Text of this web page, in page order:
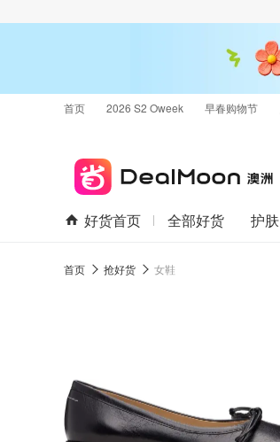
首页 2026 S2 Oweek 早春购物节
好货首页 全部好货 护肤
首页 抢好货 女鞋